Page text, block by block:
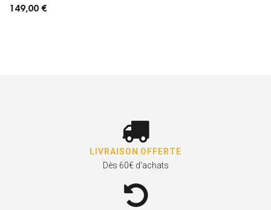
149,00 €
LIVRAISON OFFERTE
Dès 60€ d'achats